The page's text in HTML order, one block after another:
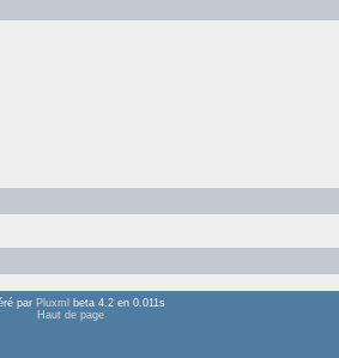
par Pluxml
beta 4.2 en 0.011s
Haut de page